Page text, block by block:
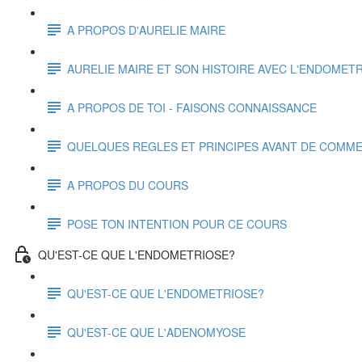
A PROPOS D'AURELIE MAIRE
AURELIE MAIRE ET SON HISTOIRE AVEC
A PROPOS DE TOI - FAISONS CONNAISSANCE
QUELQUES REGLES ET PRINCIPES AVANT DE
A PROPOS DU COURS
POSE TON INTENTION POUR CE COURS
QU'EST-CE QUE L'ENDOMETRIOSE?
QU'EST-CE QUE L'ENDOMETRIOSE?
QU'EST-CE QUE L'ADENOMYOSE